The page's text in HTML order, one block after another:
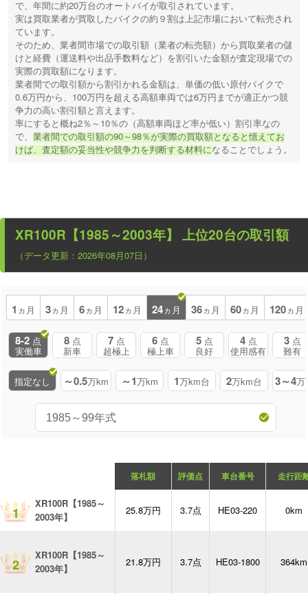
で、年間に約20万台のオートバイが取引されています。
実は買取業者が買取したバイクの約９割は上記市場において転売され
ています。
そのため、業者間市場での取引額（業者の転売額）から買取業者の儲
けと経費（運送料や出品手数料など）を割引いた金額が査定現場での
実際の買取額になります。
業者間での取引額から割引かれる金額は、単価の低い原付バイクで
0.6万円から、100万円を超える高額車両では6万円までが適正かつ競
争力の高い割引額と言えます。
率にすると概ね2％～10％の（高額車両ほど率が低い）割引率なの
で、業者間での取引額の90～98％が実際の買取額となると憶えてお
けば、査定額の妥当性や競争力を判断する材料になることでしょう。
XR100R【1985～2003年】 上位20台の取引額
（データ更新：2026年08月07日）
1 ヵ月 3ヵ月 6ヵ月 12ヵ月 24ヵ月 36ヵ月 60ヵ月 120ヵ月
8-2 点
実働車
8 点
新車
7 点
超極上
6 点
極上車
5 点
良好
4 点
使用感有
3 点
難有
指定なし ～0.5万km ～1万km 1万km台 2万km台 3～4万
落札額 評価点 車台番号 走行距
1
XR100R【1985～
2003年】
25.8万円 3.7点 HE03-220 0km
2
XR100R【1985～
2003年】
21.8万円 3.7点 HE03-1800 364km